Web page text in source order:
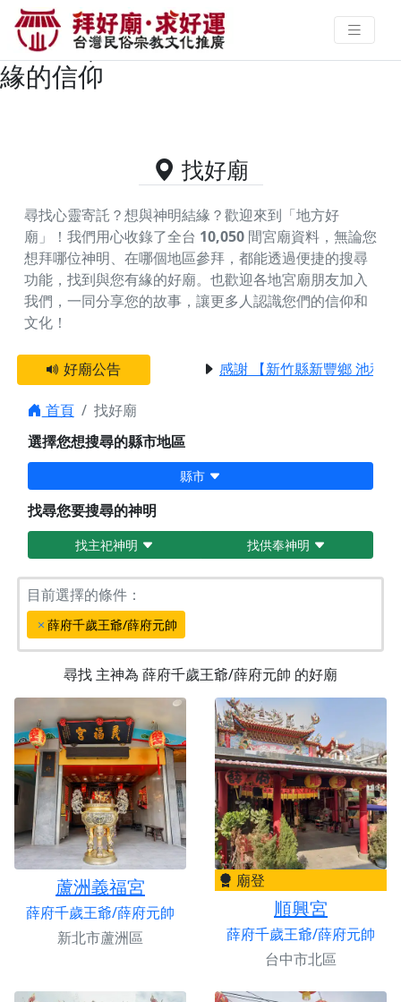
主神為薛府千歲王爺/薛府元帥的好
廟資料｜拜好廟求好運 找到與您有
緣的信仰
找好廟
尋找心靈寄託？想與神明結緣？歡迎來到「地方好
廟」！我們用心收錄了全台 10,050 間宮廟資料，無論您
想拜哪位神明、在哪個地區參拜，都能透過便捷的搜尋
功能，找到與您有緣的好廟。 也歡迎各地宮廟朋友加入
我們，一同分享您的故事，讓更多人認識您們的信仰和
文化！
好廟公告 感謝 【新竹縣新豐鄉 池和宮
首頁
找好廟
選擇您想搜尋的縣市地區
縣市
找尋您要搜尋的神明
找主祀神明 找供奉神明
目前選擇的條件：
薛府千歲王爺/薛府元帥
尋找 主神為 薛府千歲王爺/薛府元帥 的好廟
蘆洲義福宮
薛府千歲王爺/薛府元帥
新北市蘆洲區
廟登
順興宮
薛府千歲王爺/薛府元帥
台中市北區